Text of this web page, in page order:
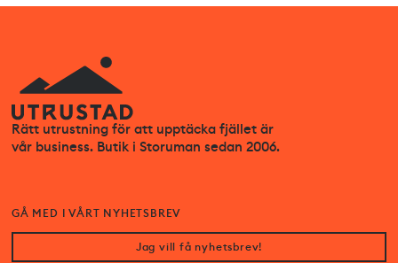
Rätt utrustning för att upptäcka fjället är
vår business. Butik i Storuman sedan 2006.
GÅ MED I VÅRT NYHETSBREV
Jag vill få nyhetsbrev!